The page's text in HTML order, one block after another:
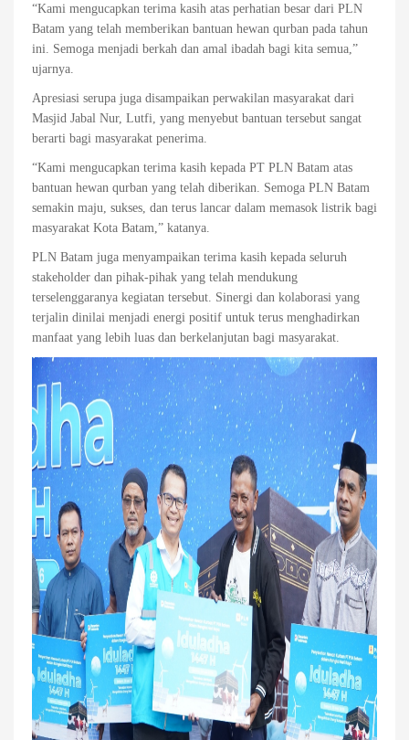
“Kami mengucapkan terima kasih atas perhatian besar dari PLN
Batam yang telah memberikan bantuan hewan qurban pada tahun
ini. Semoga menjadi berkah dan amal ibadah bagi kita semua,”
ujarnya.
Apresiasi serupa juga disampaikan perwakilan masyarakat dari
Masjid Jabal Nur, Lutfi, yang menyebut bantuan tersebut sangat
berarti bagi masyarakat penerima.
“Kami mengucapkan terima kasih kepada PT PLN Batam atas
bantuan hewan qurban yang telah diberikan. Semoga PLN Batam
semakin maju, sukses, dan terus lancar dalam memasok listrik bagi
masyarakat Kota Batam,” katanya.
PLN Batam juga menyampaikan terima kasih kepada seluruh
stakeholder dan pihak-pihak yang telah mendukung
terselenggaranya kegiatan tersebut. Sinergi dan kolaborasi yang
terjalin dinilai menjadi energi positif untuk terus menghadirkan
manfaat yang lebih luas dan berkelanjutan bagi masyarakat.